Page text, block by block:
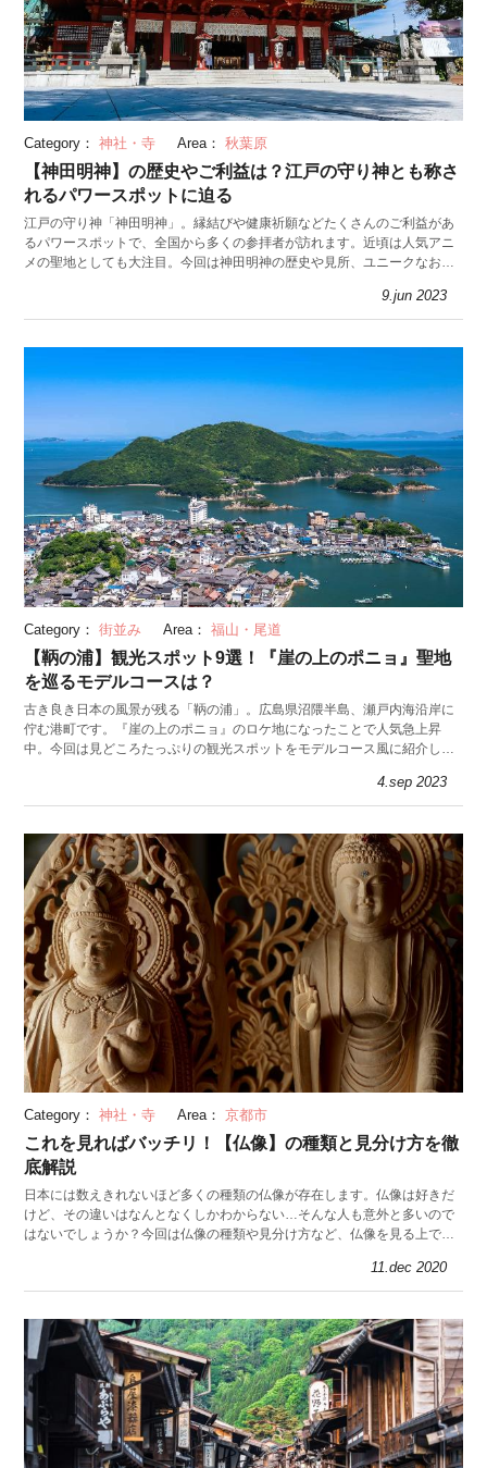
Category： 神社・寺 Area： 秋葉原
【神田明神】の歴史やご利益は？江戸の守り神とも称さ
れるパワースポットに迫る
江戸の守り神「神田明神」。縁結びや健康祈願などたくさんのご利益があ
るパワースポットで、全国から多くの参拝者が訪れます。近頃は人気アニ
メの聖地としても大注目。今回は神田明神の歴史や見所、ユニークなお守
9.jun 2023
Category： 街並み Area： 福山・尾道
【鞆の浦】観光スポット9選！『崖の上のポニョ』聖地
を巡るモデルコースは？
古き良き日本の風景が残る「鞆の浦」。広島県沼隈半島、瀬戸内海沿岸に
佇む港町です。『崖の上のポニョ』のロケ地になったことで人気急上昇
中。今回は見どころたっぷりの観光スポットをモデルコース風に紹介しま
4.sep 2023
Category： 神社・寺 Area： 京都市
これを見ればバッチリ！【仏像】の種類と見分け方を徹
底解説
日本には数えきれないほど多くの種類の仏像が存在します。仏像は好きだ
けど、その違いはなんとなくしかわからない…そんな人も意外と多いので
はないでしょうか？今回は仏像の種類や見分け方など、仏像を見る上で知
11.dec 2020